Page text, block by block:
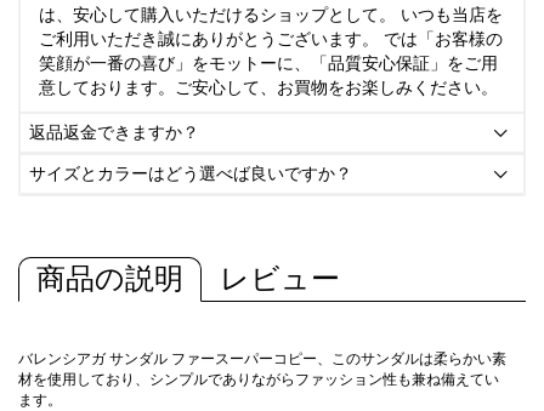
は、安心して購入いただけるショップとして。 いつも当店を
ご利用いただき誠にありがとうございます。 では「お客様の
笑顔が一番の喜び」をモットーに、「品質安心保証」をご用
意しております。ご安心して、お買物をお楽しみください。
返品返金できますか？ 
サイズとカラーはどう選べば良いですか？ 
商品の説明 レビュー
バレンシアガ サンダル ファースーパーコピー、このサンダルは柔らかい素
材を使用しており、シンプルでありながらファッション性も兼ね備えてい
ます。